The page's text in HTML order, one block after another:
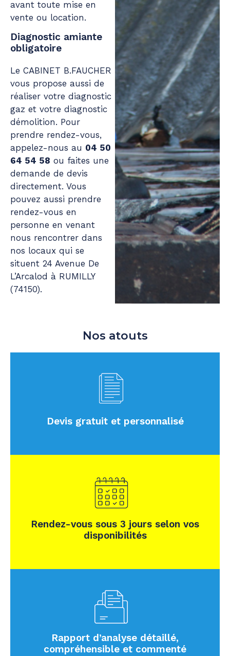
avant toute mise en
vente ou location.
Diagnostic amiante
obligatoire
Le CABINET B.FAUCHER
vous propose aussi de
réaliser votre diagnostic
gaz et votre diagnostic
démolition. Pour
prendre rendez-vous,
appelez-nous au 04 50
64 54 58 ou faites une
demande de devis
directement. Vous
pouvez aussi prendre
rendez-vous en
personne en venant
nous rencontrer dans
nos locaux qui se
situent 24 Avenue De
L’Arcalod à RUMILLY
(74150).
Nos atouts
Devis gratuit et personnalisé
Rendez-vous sous 3 jours selon vos
disponibilités
Rapport d’analyse détaillé,
compréhensible et commenté